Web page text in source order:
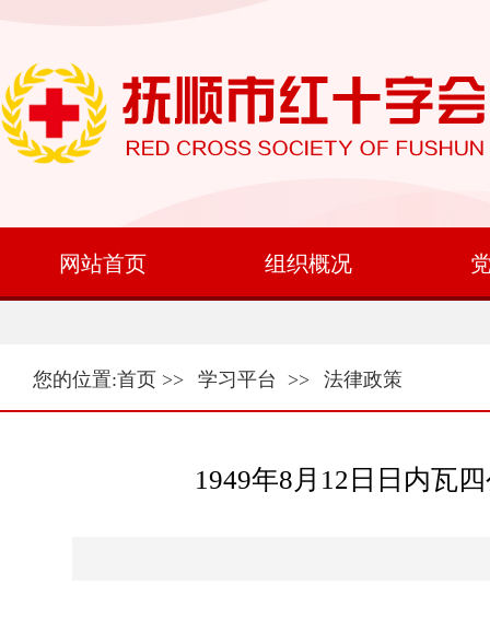
网站首页 组织概况
您的位置:首页 >> 学习平台 >> 法律政策
1949年8月12日日内瓦